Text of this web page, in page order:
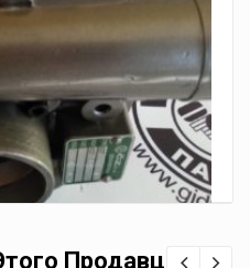
Продавца